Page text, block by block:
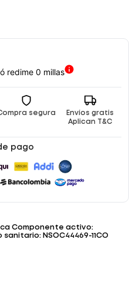
redime 0 millas
segura
Envíos gratis
Aplican T&C
pago
Componente activo:
NSOC44469-11CO